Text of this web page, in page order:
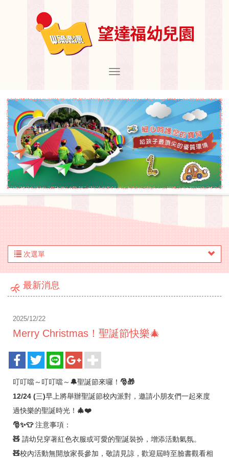
次選單
最新消息
2025/12/22
Merry Christmas！聖誕節快樂🎄
叮叮噹～叮叮噹～ 🔔聖誕節來囉！ 🎅🎁
12/24 (三)早上將舉辦聖誕節校內派對，邀請小朋友們一起來度
過快樂的聖誕時光！ 🎄❤️
🎅✨👕注意事項：
🧸 請幼兒穿著紅色衣服或可愛的聖誕裝扮，增添活動氣氛。
🧸校內活動無開放家長參加，敬請見諒， 歡迎屆時至臉書觀看相